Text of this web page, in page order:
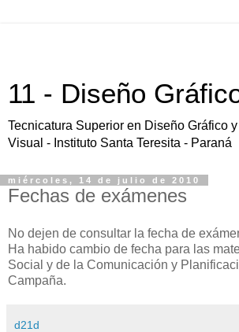
11 - Diseño
Tecnicatura Superior en Diseño Gráfico
Visual - Instituto Santa Teresita - Paraná
miércoles, 14 de julio de 2010
Fechas de exámenes
No dejen de consultar la fecha de
Ha habido cambio de fecha para las
Social y de la Comunicación y
Campaña.
d21d